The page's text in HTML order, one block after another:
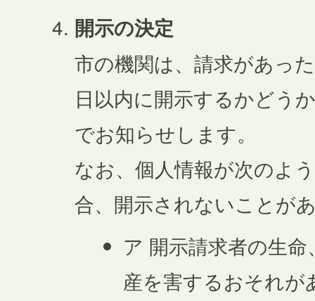
開示の決定
市の機関は、請求があっ
日以内に開示するかどう
でお知らせします。
なお、個人情報が次のよ
合、開示されないことが
ア 開示請求者の生
産を害するおそれが